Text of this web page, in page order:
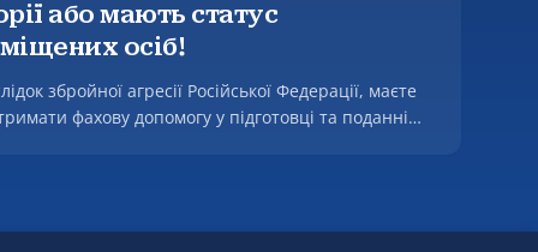
або мають статус
осіб!
збройної агресії Російської Федерації, маєте
фахову допомогу у підготовці та поданні